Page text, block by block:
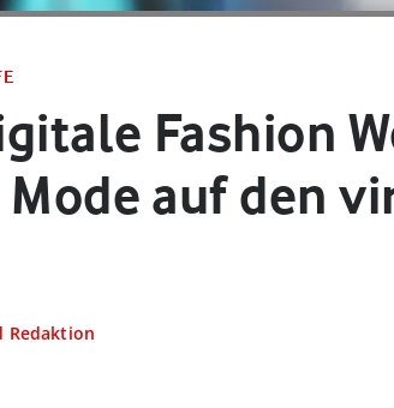
Fashion
auf den
Redaktion